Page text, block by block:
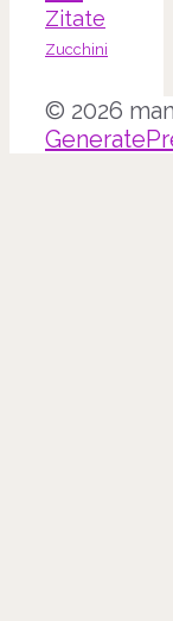
Zitate
Zucchini
© 2026